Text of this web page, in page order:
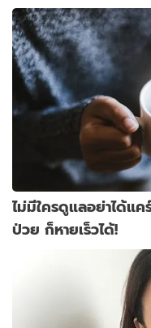
ไม่มีใครดูแลอย่าได้แ
ป่วย ก็หายเร็วได้!